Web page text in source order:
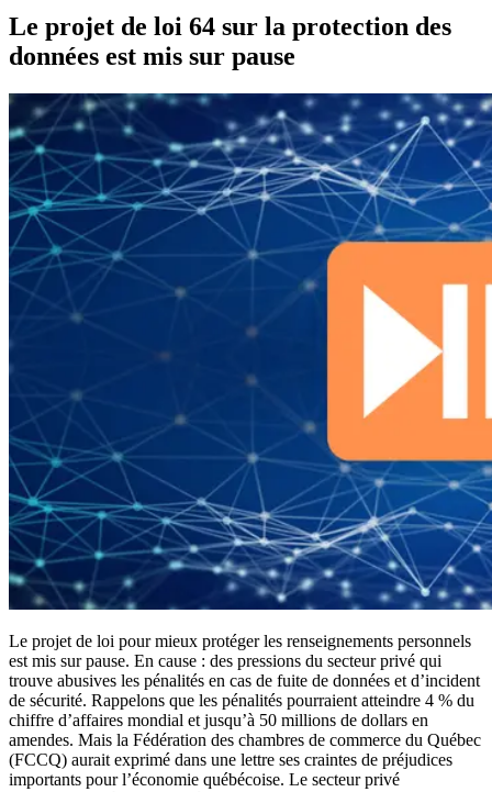
Le projet de loi 64 sur la protection des
données est mis sur pause
Le projet de loi pour mieux protéger les renseignements personnels
est mis sur pause. En cause : des pressions du secteur privé qui
trouve abusives les pénalités en cas de fuite de données et d’incident
de sécurité. Rappelons que les pénalités pourraient atteindre 4 % du
chiffre d’affaires mondial et jusqu’à 50 millions de dollars en
amendes. Mais la Fédération des chambres de commerce du Québec
(FCCQ) aurait exprimé dans une lettre ses craintes de préjudices
importants pour l’économie québécoise. Le secteur privé